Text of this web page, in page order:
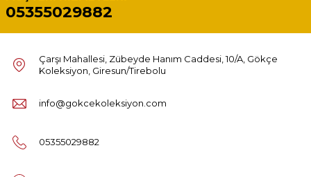
05355029882
Çarşı Mahallesi, Zübeyde Hanım Caddesi, 10/A, Gökçe
Koleksiyon, Giresun/Tirebolu
info@gokcekoleksiyon.com
05355029882